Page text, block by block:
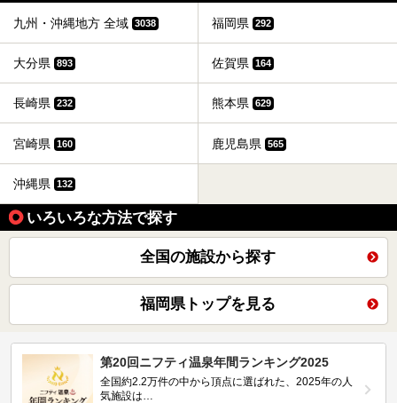
九州・沖縄地方 全域 3038 福岡県 292
大分県 893 佐賀県 164
長崎県 232 熊本県 629
宮崎県 160 鹿児島県 565
沖縄県 132
いろいろな方法で探す
全国の施設から探す
福岡県トップを見る
第20回ニフティ温泉年間ランキング2025
全国約2.2万件の中から頂点に選ばれた、2025年の人
気施設は…